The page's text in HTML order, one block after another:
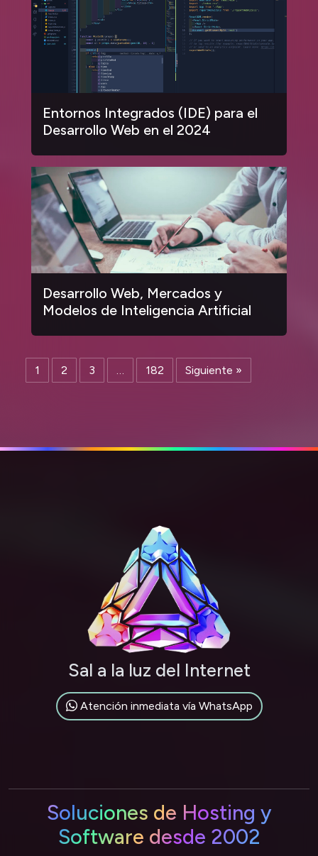
Entornos Integrados (IDE) para el
Desarrollo Web en el 2024
Desarrollo Web, Mercados y
Modelos de Inteligencia Artificial
1 2 3 182 Siguiente »
Sal a la luz del Internet
Atención inmediata vía WhatsApp
Soluciones de Hosting y
Software desde 2002